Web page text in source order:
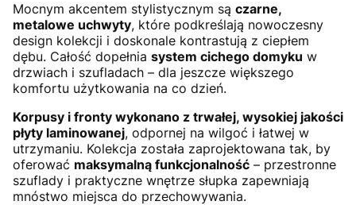
Mocnym akcentem stylistycznym są czarne,
metalowe uchwyty, które podkreślają nowoczesny
design kolekcji i doskonale kontrastują z ciepłem
dębu. Całość dopełnia system cichego domyku w
drzwiach i szufladach – dla jeszcze większego
komfortu użytkowania na co dzień.
Korpusy i fronty wykonano z trwałej, wysokiej jakości
płyty laminowanej, odpornej na wilgoć i łatwej w
utrzymaniu. Kolekcja została zaprojektowana tak, by
oferować maksymalną funkcjonalność – przestronne
szuflady i praktyczne wnętrze słupka zapewniają
mnóstwo miejsca do przechowywania.